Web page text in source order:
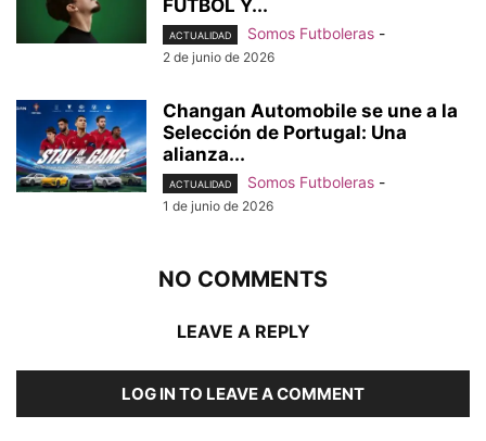
FÚTBOL Y...
ACTUALIDAD Somos Futboleras -
2 de junio de 2026
Changan Automobile se une a la
Selección de Portugal: Una
alianza...
ACTUALIDAD Somos Futboleras -
1 de junio de 2026
NO COMMENTS
LEAVE A REPLY
LOG IN TO LEAVE A COMMENT